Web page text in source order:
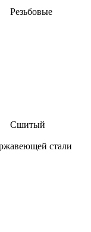
Резьбовые
Сшитый
стали